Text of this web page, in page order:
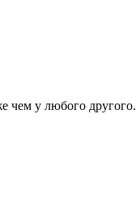
чем у любого другого.